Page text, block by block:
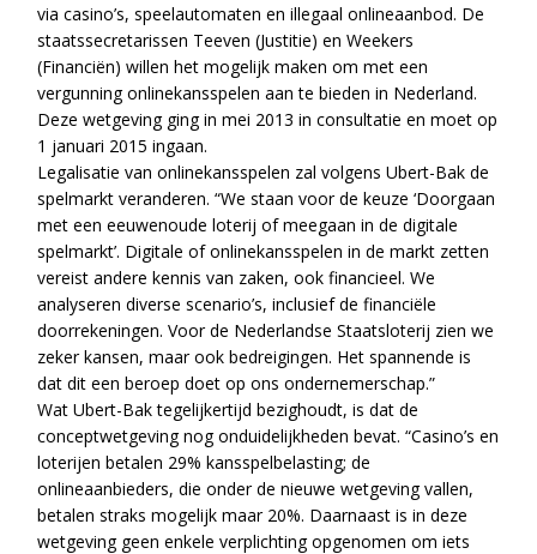
via casino’s, speelautomaten en illegaal onlineaanbod. De
staatssecretarissen Teeven (Justitie) en Weekers
(Financiën) willen het mogelijk maken om met een
vergunning onlinekansspelen aan te bieden in Nederland.
Deze wetgeving ging in mei 2013 in consultatie en moet op
1 januari 2015 ingaan.
Legalisatie van onlinekansspelen zal volgens Ubert-Bak de
spelmarkt veranderen. “We staan voor de keuze ‘Doorgaan
met een eeuwenoude loterij of meegaan in de digitale
spelmarkt’. Digitale of onlinekansspelen in de markt zetten
vereist andere kennis van zaken, ook financieel. We
analyseren diverse scenario’s, inclusief de financiële
doorrekeningen. Voor de Nederlandse Staatsloterij zien we
zeker kansen, maar ook bedreigingen. Het spannende is
dat dit een beroep doet op ons ondernemerschap.”
Wat Ubert-Bak tegelijkertijd bezighoudt, is dat de
conceptwetgeving nog onduidelijkheden bevat. “Casino’s en
loterijen betalen 29% kansspelbelasting; de
onlineaanbieders, die onder de nieuwe wetgeving vallen,
betalen straks mogelijk maar 20%. Daarnaast is in deze
wetgeving geen enkele verplichting opgenomen om iets